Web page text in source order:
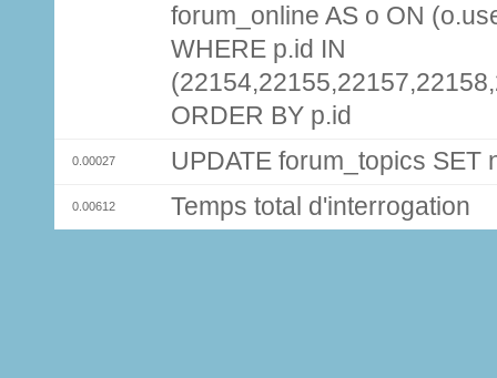
forum_online AS o ON
WHERE p.id IN
ORDER BY p.id
0.00027 UPDATE forum_topics
0.00612 Temps total d'interrogation